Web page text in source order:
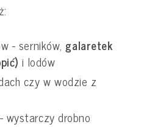
- serników, galaretek
i lodów
czy w wodzie z
wystarczy drobno